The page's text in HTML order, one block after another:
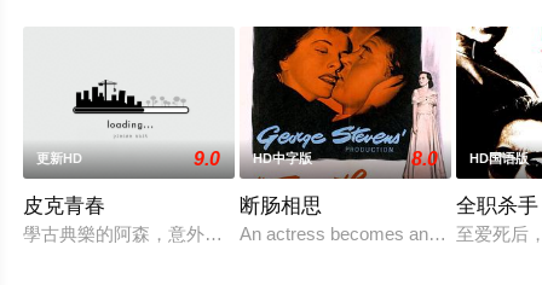
更新HD 9.0
皮克青春
學古典樂的阿森，意外碰上玩搖滾樂的校園伙伴，不經意擦出
HD中字版 8.0
断肠相思
An actress becomes an alcoholic
HD国语版
全职杀手
至爱死后